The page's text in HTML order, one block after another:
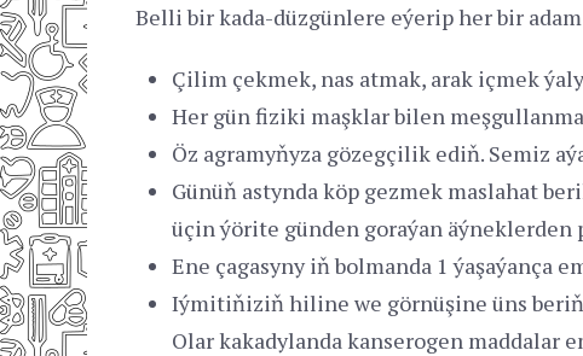
Belli bir kada-düzgünlere eýerip her bir
Çilim çekmek, nas atmak, arak içmek
Her gün fiziki maşklar bilen
Öz agramyňyza gözegçilik ediň. Semiz
Günüň astynda köp gezmek maslahat
üçin ýörite günden goraýan
Ene çagasyny iň bolmanda 1 ýaşaýança
Iýmitiňiziň hiline we görnüşine üns
Olar kakadylanda kanserogen maddalar